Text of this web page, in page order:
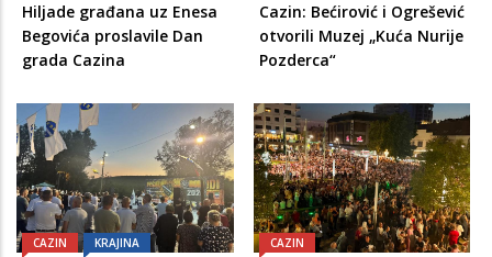
Hiljade građana uz Enesa
Begovića proslavile Dan
grada Cazina
Cazin: Bećirović i Ogrešević
otvorili Muzej „Kuća Nurije
Pozderca“
CAZIN KRAJINA CAZIN